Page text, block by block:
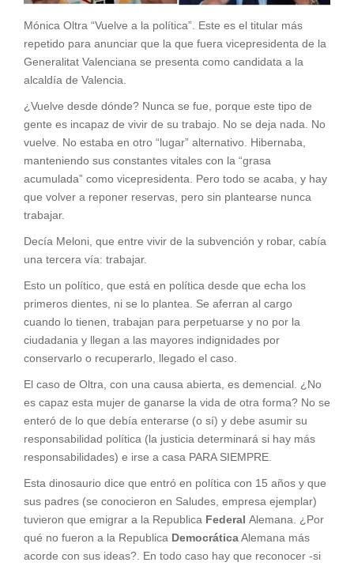
Mónica Oltra “Vuelve a la política”. Este es el titular más
repetido para anunciar que la que fuera vicepresidenta de la
Generalitat Valenciana se presenta como candidata a la
alcaldía de Valencia.
¿Vuelve desde dónde? Nunca se fue, porque este tipo de
gente es incapaz de vivir de su trabajo. No se deja nada. No
vuelve. No estaba en otro “lugar” alternativo. Hibernaba,
manteniendo sus constantes vitales con la “grasa
acumulada” como vicepresidenta. Pero todo se acaba, y hay
que volver a reponer reservas, pero sin plantearse nunca
trabajar.
Decía Meloni, que entre vivir de la subvención y robar, cabía
una tercera vía: trabajar.
Esto un político, que está en política desde que echa los
primeros dientes, ni se lo plantea. Se aferran al cargo
cuando lo tienen, trabajan para perpetuarse y no por la
ciudadania y llegan a las mayores indignidades por
conservarlo o recuperarlo, llegado el caso.
El caso de Oltra, con una causa abierta, es demencial. ¿No
es capaz esta mujer de ganarse la vida de otra forma? No se
enteró de lo que debía enterarse (o sí) y debe asumir su
responsabilidad política (la justicia determinará si hay más
responsabilidades) e irse a casa PARA SIEMPRE.
Esta dinosaurio dice que entró en política con 15 años y que
sus padres (se conocieron en Saludes, empresa ejemplar)
tuvieron que emigrar a la Republica Federal Alemana. ¿Por
qué no fueron a la Republica DemocráticaAlemana más
acorde con sus ideas?. En todo caso hay que reconocer -si